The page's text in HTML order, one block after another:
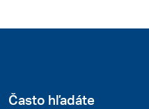
Často hľadáte